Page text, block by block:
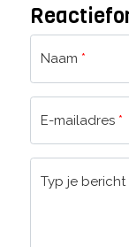
Naam *
E-mailadres *
Typ je bericht